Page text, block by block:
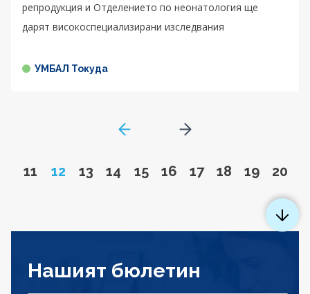
репродукция и Отделението по неонатология ще
дарят високоспециализирани изследвания
УМБАЛ Токуда
GoToPreviousPage
Go to page
11 Page
12 Go to page
13 Go to page
14 Go to page
15 Go to page
16 Go to page
17 Go to page
18 Go to
19 Go
20
Go to next page
Нашият бюлетин